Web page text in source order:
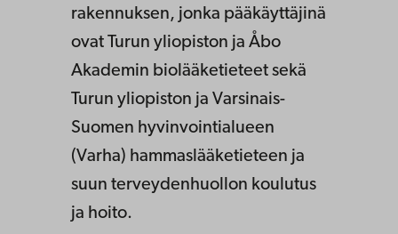
rakennuksen, jonka pääkäyttäjinä
ovat Turun yliopiston ja Åbo
Akademin biolääketieteet sekä
Turun yliopiston ja Varsinais-
Suomen hyvinvointialueen
(Varha) hammaslääketieteen ja
suun terveydenhuollon koulutus
ja hoito.